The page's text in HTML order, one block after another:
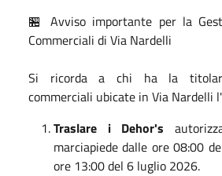
🏪 Avviso importante per la
Commerciali di Via Nardelli
Si ricorda a chi ha la
commerciali ubicate in Via Nardelli
Traslare i Dehor's
marciapiede dalle ore 08:00
ore 13:00 del 6 luglio 2026.